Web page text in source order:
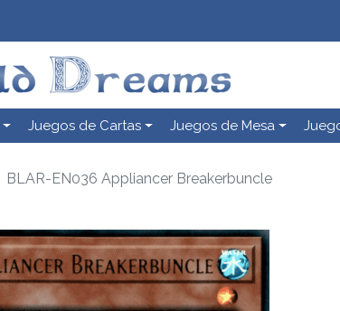
Juegos de Cartas Juegos de Mesa
BLAR-EN036 Appliancer Breakerbuncle